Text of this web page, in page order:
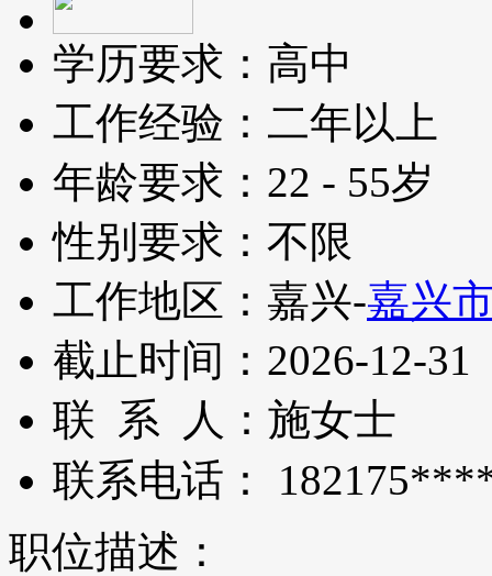
学历要求： 高中
工作经验： 二年以上
年龄要求： 22 - 55岁
性别要求： 不限
工作地区： 嘉兴-嘉兴
截止时间： 2026-12-31
联 系 人： 施女士
联系电话：
职位描述：